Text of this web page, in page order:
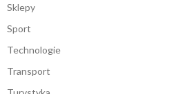
Sklepy
Sport
Technologie
Transport